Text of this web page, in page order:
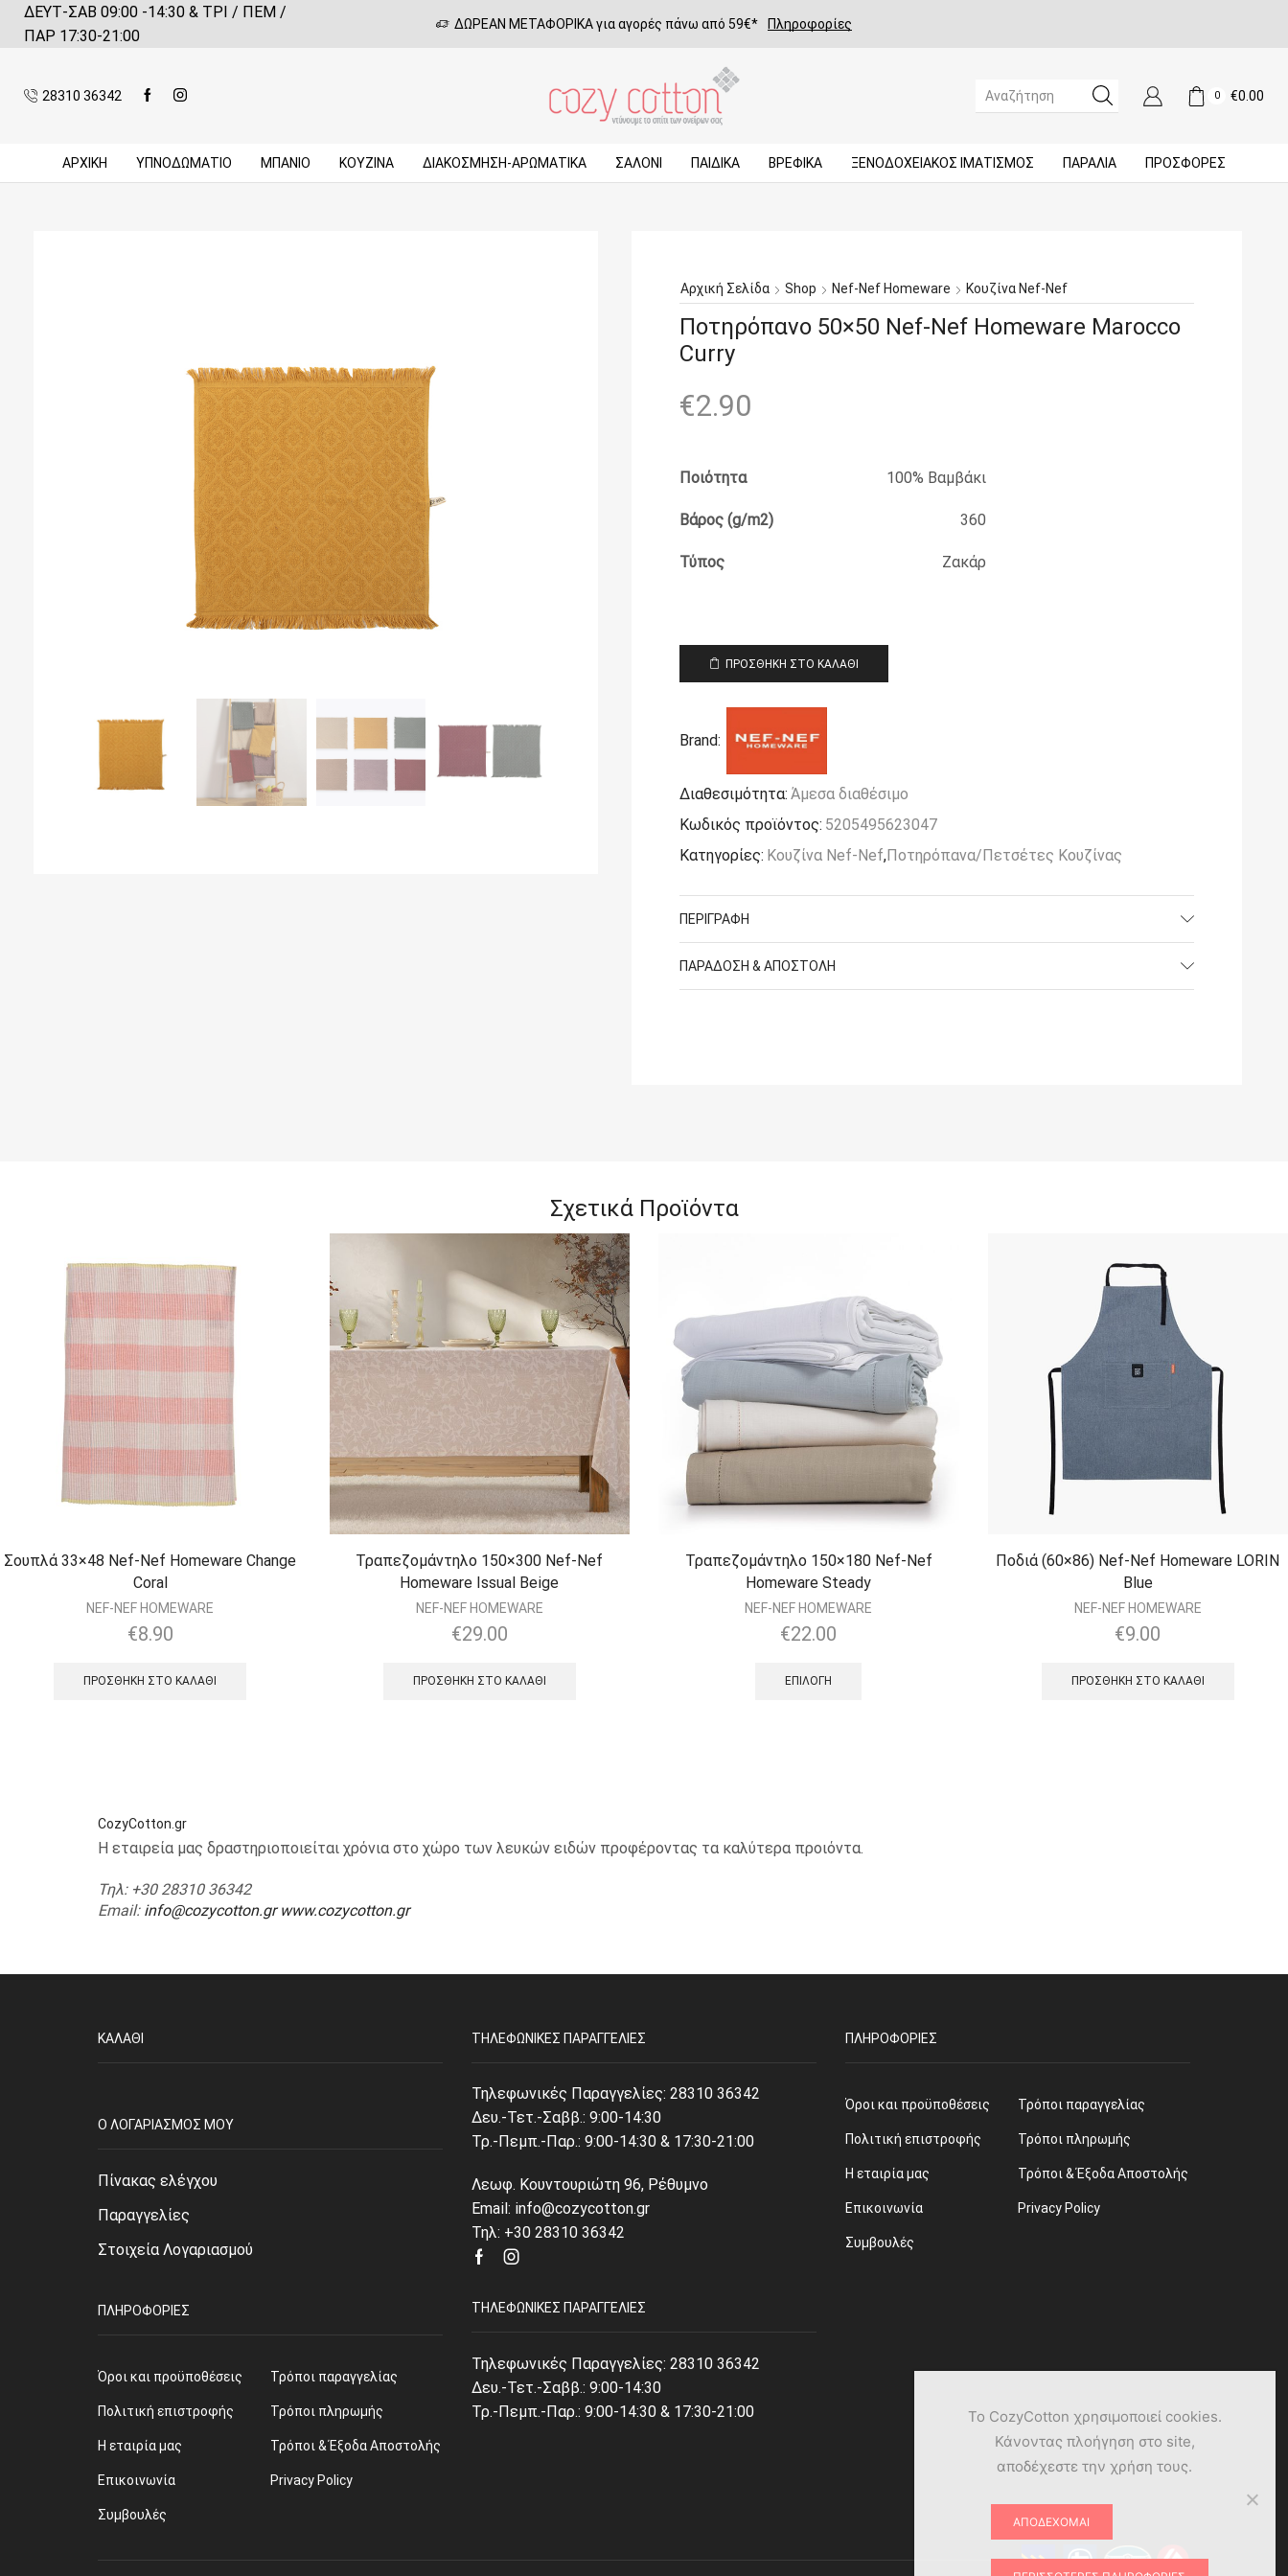
ΔΕΥΤ-ΣΑΒ 09:00 -14:30 & ΤΡΙ / ΠΕΜ /
ΠΑΡ 17:30-21:00
ΔΩΡΕΑΝ ΜΕΤΑΦΟΡΙΚΑ για αγορές πάνω από 59€* Πληροφορίες
28310 36342
SEARCH
0 €0.00
ΑΡΧΙΚΉ ΥΠΝΟΔΩΜΑΤΙΟ ΜΠΆΝΙΟ ΚΟΥΖΊΝΑ ΔΙΑΚΟΣΜΗΣΗ-ΑΡΩΜΑΤΙΚΑ ΣΑΛΌΝΙ ΠΑΙΔΙΚΆ ΒΡΕΦΙΚΆ ΞΕΝΟΔΟΧΕΙΑΚΌΣ ΙΜΑΤΙΣΜΌΣ ΠΑΡΑΛΙΑ ΠΡΟΣΦΟΡΈΣ
Αρχική Σελίδα Shop Nef-Nef Homeware Κουζίνα Nef-Nef
Ποτηρόπανο 50×50 Nef-Nef Homeware Marocco
Curry
€2.90
Ποιότητα 100% Βαμβάκι
Βάρος (g/m2) 360
Τύπος Ζακάρ
ΠΡΟΣΘΉΚΗ ΣΤΟ ΚΑΛΆΘΙ
Brand:
Διαθεσιμότητα: Άμεσα διαθέσιμο
Κωδικός προϊόντος: 5205495623047
Κατηγορίες: Κουζίνα Nef-Nef,Ποτηρόπανα/Πετσέτες Κουζίνας
ΠΕΡΙΓΡΑΦΉ
ΠΑΡΆΔΟΣΗ & ΑΠΟΣΤΟΛΉ
Σχετικά Προϊόντα
Σουπλά 33×48 Nef-Nef Homeware Change
Coral
NEF-NEF HOMEWARE
€8.90
ΠΡΟΣΘΉΚΗ ΣΤΟ ΚΑΛΆΘΙ
Τραπεζομάντηλo 150×300 Nef-Nef
Homeware Issual Beige
NEF-NEF HOMEWARE
€29.00
ΠΡΟΣΘΉΚΗ ΣΤΟ ΚΑΛΆΘΙ
Τραπεζομάντηλο 150×180 Nef-Nef
Homeware Steady
NEF-NEF HOMEWARE
€22.00
ΕΠΙΛΟΓΉ
Ποδιά (60×86) Nef-Nef Homeware LORIN
Blue
NEF-NEF HOMEWARE
€9.00
ΠΡΟΣΘΉΚΗ ΣΤΟ ΚΑΛΆΘΙ
CozyCotton.gr
Η εταιρεία μας δραστηριοποιείται χρόνια στο χώρο των λευκών ειδών προφέροντας τα καλύτερα προιόντα.
Τηλ: +30 28310 36342
Email: info@cozycotton.gr www.cozycotton.gr
ΚΑΛΆΘΙ
O ΛΟΓΑΡΙΑΣΜΌΣ ΜΟΥ
Πίνακας ελέγχου
Παραγγελίες
Στοιχεία Λογαριασμού
ΠΛΗΡΟΦΟΡΊΕΣ
Όροι και προϋποθέσεις
Πολιτική επιστροφής
Η εταιρία μας
Επικοινωνία
Συμβουλές
Τρόποι παραγγελίας
Τρόποι πληρωμής
Τρόποι & Έξοδα Αποστολής
Privacy Policy
ΤΗΛΕΦΩΝΙΚΈΣ ΠΑΡΑΓΓΕΛΊΕΣ
Τηλεφωνικές Παραγγελίες: 28310 36342
Δευ.-Τετ.-Σαββ.: 9:00-14:30
Τρ.-Πεμπ.-Παρ.: 9:00-14:30 & 17:30-21:00
Λεωφ. Κουντουριώτη 96, Ρέθυμνο
Email: info@cozycotton.gr
Τηλ: +30 28310 36342
FacebookInstagram
ΤΗΛΕΦΩΝΙΚΈΣ ΠΑΡΑΓΓΕΛΊΕΣ
Τηλεφωνικές Παραγγελίες: 28310 36342
Δευ.-Τετ.-Σαββ.: 9:00-14:30
Τρ.-Πεμπ.-Παρ.: 9:00-14:30 & 17:30-21:00
ΠΛΗΡΟΦΟΡΊΕΣ
Όροι και προϋποθέσεις
Πολιτική επιστροφής
Η εταιρία μας
Επικοινωνία
Συμβουλές
Τρόποι παραγγελίας
Τρόποι πληρωμής
Τρόποι & Έξοδα Αποστολής
Privacy Policy
Το CozyCotton χρησιμοποιεί cookies.
Κάνοντας πλοήγηση στο site,
αποδέχεστε την χρήση τους.
ΑΠΟΔΈΧΟΜΑΙ